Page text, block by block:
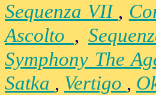
Sequenza VII ,
Ascolto ,
Symphony The
Satka , Vertigo ,